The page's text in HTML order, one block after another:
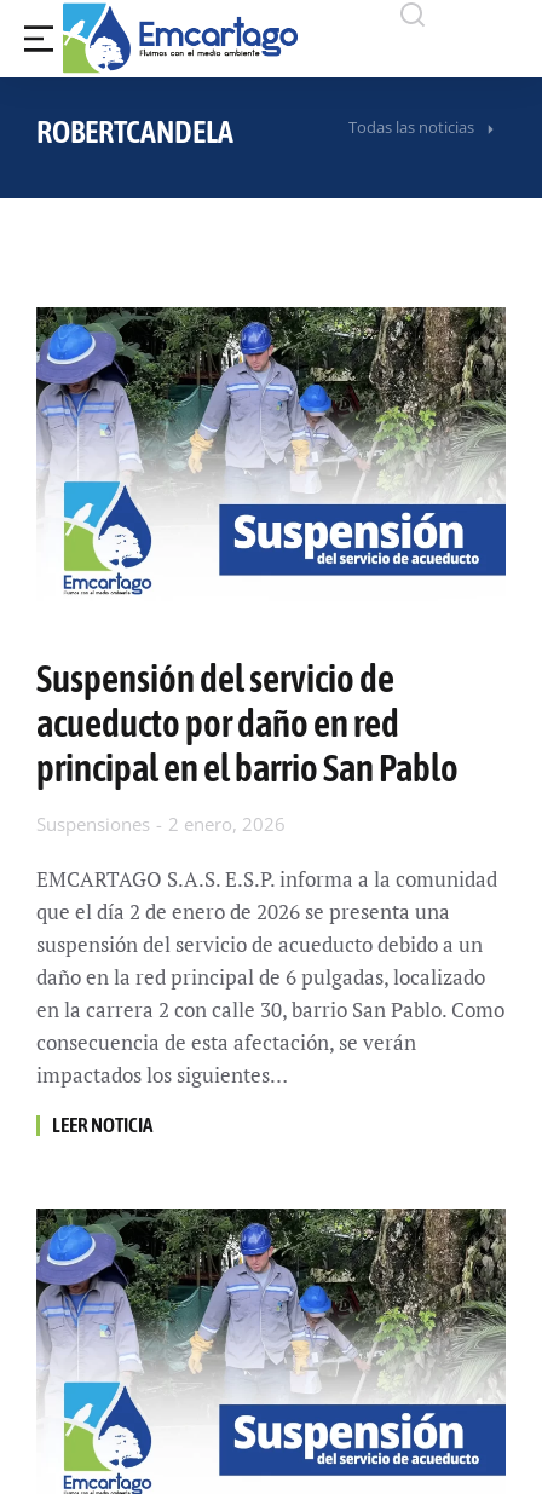
ROBERTCANDELA Todas las noticias
Suspensión del servicio de
acueducto por daño en red
principal en el barrio San Pablo
Suspensiones 2 enero, 2026
EMCARTAGO S.A.S. E.S.P. informa a la comunidad
que el día 2 de enero de 2026 se presenta una
suspensión del servicio de acueducto debido a un
daño en la red principal de 6 pulgadas, localizado
en la carrera 2 con calle 30, barrio San Pablo. Como
consecuencia de esta afectación, se verán
impactados los siguientes…
LEER NOTICIA